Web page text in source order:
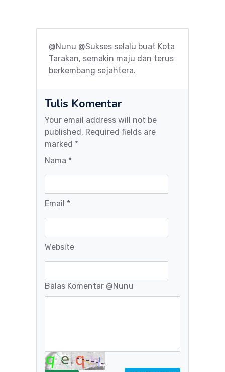
@Nunu @Sukses selalu buat Kota
Tarakan, semakin maju dan terus
berkembang sejahtera.
Tulis Komentar
Your email address will not be
published. Required fields are
marked *
Nama *
Email *
Website
Balas Komentar @Nunu